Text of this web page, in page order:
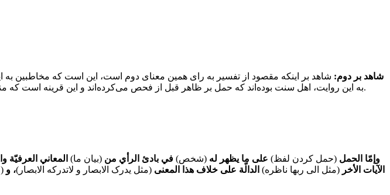
شاهد بر دوم: شاهد بر اینکه مقصود از تفسیر به رای همین معنای دوم است، این است که مخاطبین به
به این روایت، اهل سنت بوده‌اند که حمل بر ظاهر قبل از فحص می‌کرده‌اند و این قرینه است که منظور از تفسیر به رای، همین معنای دوم است و این به قرینه مرسله شبیب بن انس و مرسله دیگری است.
وإمّا الحمل (حمل کردن لفظ) على ما يظهر له (شخص) في بادئ الرأي من (بیان ما) المعاني العرفيّة
الآيات الأخر (مثل الی ربها ناظره) الدالّة على خلاف هذا المعنى (مثل یدرک الابصار و لاتدرکه الابصار)، و